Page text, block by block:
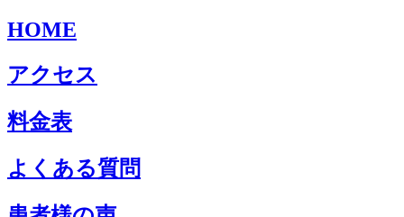
HOME
アクセス
料金表
よくある質問